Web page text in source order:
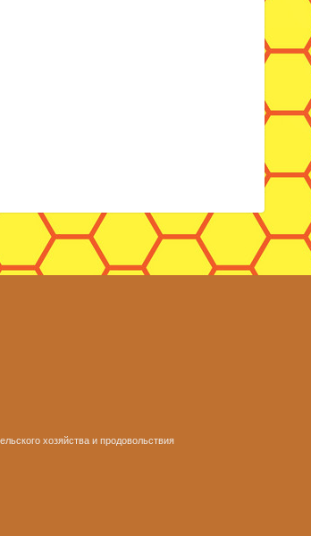
хозяйства и продовольствия